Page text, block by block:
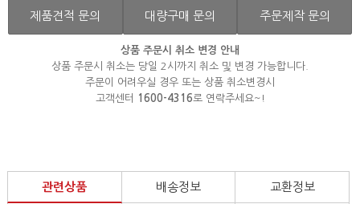
제품견적 문의 대량구매 문의 주문제작 문의
상품 주문시 취소 변경 안내
상품 주문시 취소는 당일 2시까지 취소 및 변경 가능합니다.
주문이 어려우실 경우 또는 상품 취소변경시
고객센터
1600-4316로 연락주세요~!
관련상품 배송정보 교환정보